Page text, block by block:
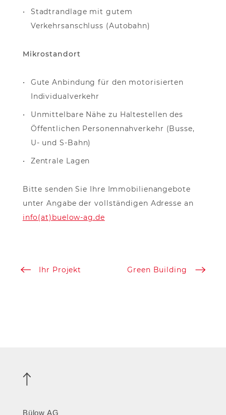
Stadtrandlage mit gutem
Verkehrsanschluss (Autobahn)
Mikrostandort
Gute Anbindung für den motorisierten
Individualverkehr
Unmittelbare Nähe zu Haltestellen des
Öffentlichen Personennahverkehr (Busse,
U- und S-Bahn)
Zentrale Lagen
Bitte senden Sie Ihre Immobilienangebote
unter Angabe der vollständigen Adresse an
info(at)buelow-ag.de
Ihr Projekt Green Building
Bülow AG